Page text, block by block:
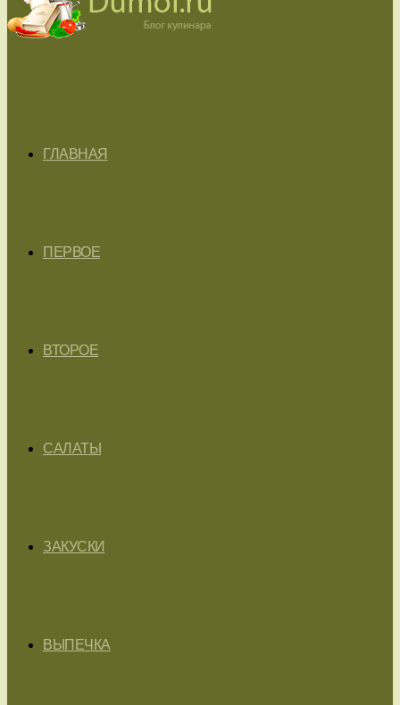
ГЛАВНАЯ
ПЕРВОЕ
ВТОРОЕ
САЛАТЫ
ЗАКУСКИ
ВЫПЕЧКА